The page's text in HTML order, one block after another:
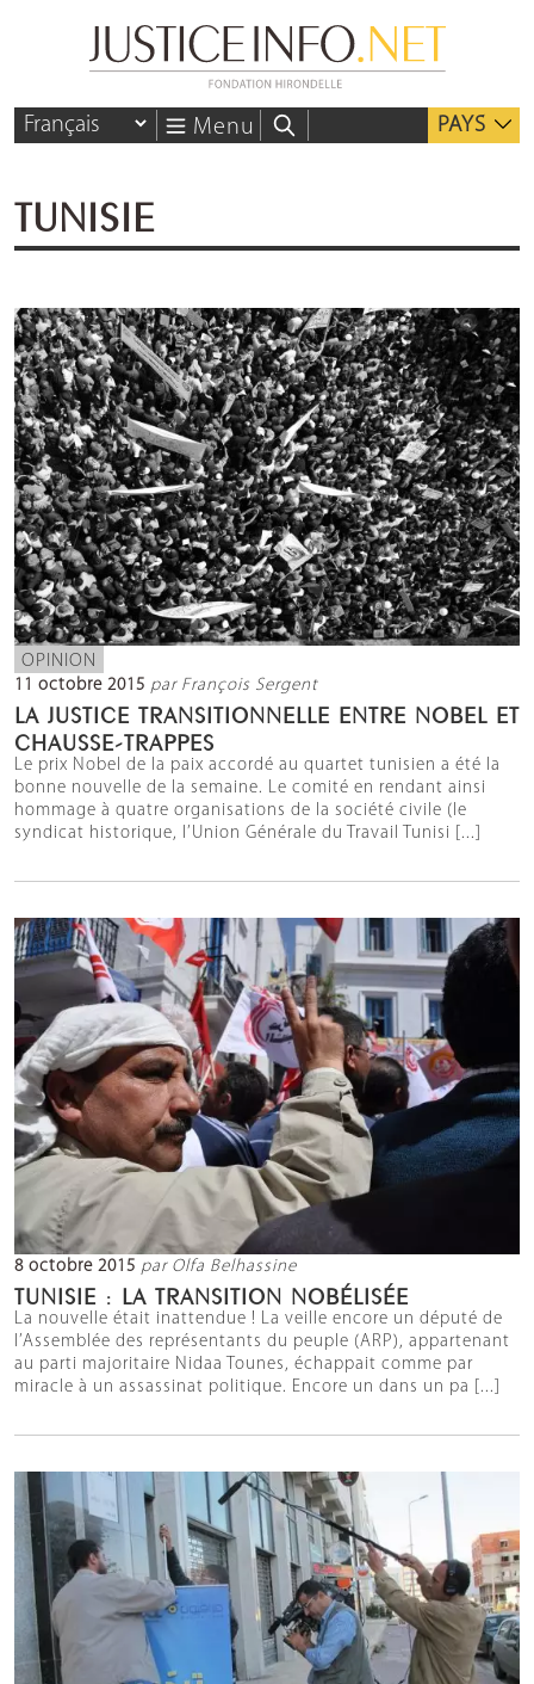
Menu PAYS
TUNISIE
OPINION
11 octobre 2015 par François Sergent
LA JUSTICE TRANSITIONNELLE ENTRE NOBEL ET
CHAUSSE-TRAPPES
Le prix Nobel de la paix accordé au quartet tunisien a été la
bonne nouvelle de la semaine. Le comité en rendant ainsi
hommage à quatre organisations de la société civile (le
syndicat historique, l’Union Générale du Travail Tunisi [...]
8 octobre 2015 par Olfa Belhassine
TUNISIE : LA TRANSITION NOBÉLISÉE
La nouvelle était inattendue ! La veille encore un député de
l’Assemblée des représentants du peuple (ARP), appartenant
au parti majoritaire Nidaa Tounes, échappait comme par
miracle à un assassinat politique. Encore un dans un pa [...]